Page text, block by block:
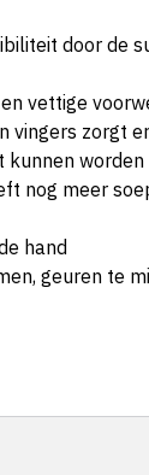
door de
vettige
vingers zorgt
worden
nog meer
hand
geuren te